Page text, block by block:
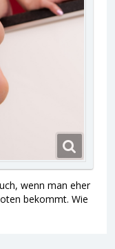
wenn man eher
bekommt. Wie